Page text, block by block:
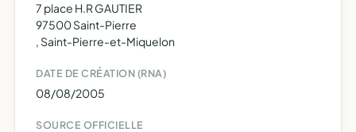
7 place H.R GAUTIER
97500 Saint-Pierre
, Saint-Pierre-et-Miquelon
DATE DE CRÉATION (RNA)
08/08/2005
SOURCE OFFICIELLE